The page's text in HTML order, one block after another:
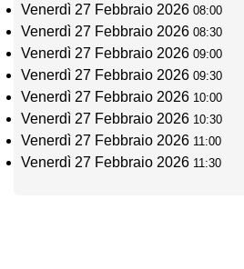
Venerdì 27 Febbraio 202608:00
Venerdì 27 Febbraio 202608:30
Venerdì 27 Febbraio 202609:00
Venerdì 27 Febbraio 202609:30
Venerdì 27 Febbraio 2026 10:00
Venerdì 27 Febbraio 2026 10:30
Venerdì 27 Febbraio 2026 11:00
Venerdì 27 Febbraio 2026 11:30